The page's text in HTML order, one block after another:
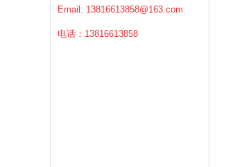
Email: 13816613858@163.com
电话：13816613858